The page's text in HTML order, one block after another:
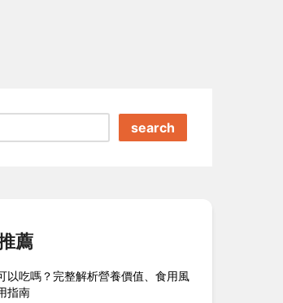
search
薦
以吃嗎？完整解析營養價值、食用風
指南